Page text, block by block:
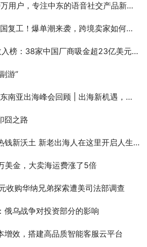
专注中东的语音社交产品新老对比，谁更胜一筹？
！爆单潮来袭，跨境卖家如何备战快速吸金？
家中国厂商吸金超23亿美元，紫龙收入增长171%
游”
出海峰会回顾 | 出海新机遇，纵深向南洋
囧之路
新沃土 新老出海人在这里开启人生下半场
美金，大卖海运费涨了5倍
收购华纳兄弟探索遭美司法部调查
俄乌战争对投资部分的影响
增效，搭建高品质智能客服云平台